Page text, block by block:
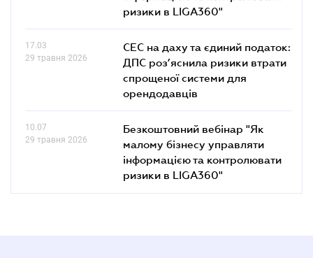
ризики в LIGA360"
17.03
29 травня 2026
СЕС на даху та єдиний податок:
ДПС роз’яснила ризики втрати
спрощеної системи для
орендодавців
10.07
29 травня 2026
Безкоштовний вебінар "Як
малому бізнесу управляти
інформацією та контролювати
ризики в LIGA360"